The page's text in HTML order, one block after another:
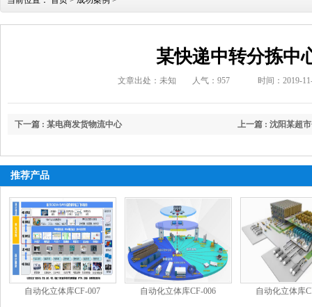
某快递中转分拣中
文章出处：未知 人气：957 时间：2019-
上一篇 : 沈阳某超
下一篇 : 某电商发货物流中心
推荐产品
自动化立体库CF-007 自动化立体库CF-006 自动化立体库